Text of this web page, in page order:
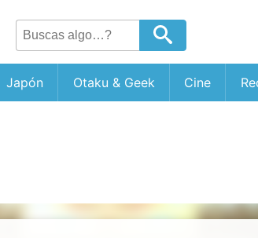
Japón Otaku & Geek Cine